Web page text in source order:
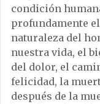
condición
profundamente
naturaleza del
nuestra vida, el
del dolor, el
felicidad, la
después de la